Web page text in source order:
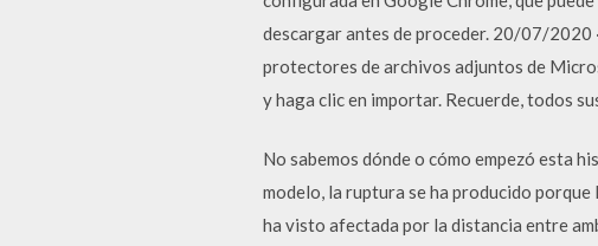
descargar antes de proceder. 20/07/2020
protectores de archivos adjuntos de
y haga clic en importar. Recuerde, todos
No sabemos dónde o cómo empezó esta
modelo, la ruptura se ha producido
ha visto afectada por la distancia entre